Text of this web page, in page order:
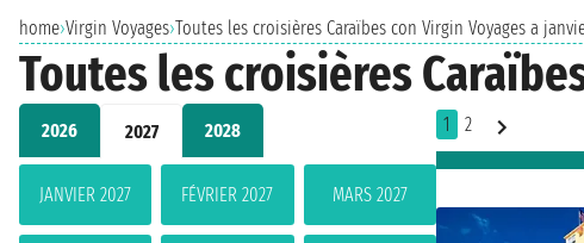
home›Virgin Voyages›Toutes les croisières Caraïbes con Virgin Voyages a
Toutes les croisières
2026 2027 2028
JANVIER 2027 FÉVRIER 2027 MARS 2027
1 2